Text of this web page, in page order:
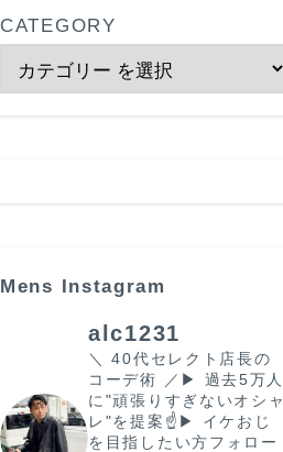
CATEGORY
Mens Instagram
alc1231
＼ 40代セレクト店長の
コーデ術 ／ ▶︎ 過去5万人
に"頑張りすぎないオシャ
レ"を提案☝️ ▶︎ イケおじ
を目指したい方フォロー